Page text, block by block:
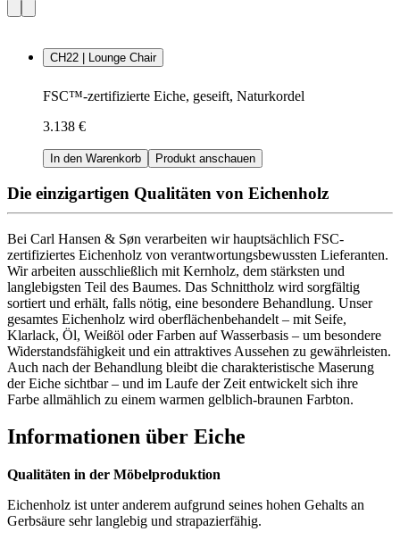
CH22 | Lounge Chair
FSC™-zertifizierte Eiche, geseift, Naturkordel
3.138 €
In den Warenkorb Produkt anschauen
Die einzigartigen Qualitäten von Eichenholz
Bei Carl Hansen & Søn verarbeiten wir hauptsächlich FSC-
zertifiziertes Eichenholz von verantwortungsbewussten Lieferanten.
Wir arbeiten ausschließlich mit Kernholz, dem stärksten und
langlebigsten Teil des Baumes. Das Schnittholz wird sorgfältig
sortiert und erhält, falls nötig, eine besondere Behandlung. Unser
gesamtes Eichenholz wird oberflächenbehandelt – mit Seife,
Klarlack, Öl, Weißöl oder Farben auf Wasserbasis – um besondere
Widerstandsfähigkeit und ein attraktives Aussehen zu gewährleisten.
Auch nach der Behandlung bleibt die charakteristische Maserung
der Eiche sichtbar – und im Laufe der Zeit entwickelt sich ihre
Farbe allmählich zu einem warmen gelblich-braunen Farbton.
Informationen über Eiche
Qualitäten in der Möbelproduktion
Eichenholz ist unter anderem aufgrund seines hohen Gehalts an
Gerbsäure sehr langlebig und strapazierfähig.